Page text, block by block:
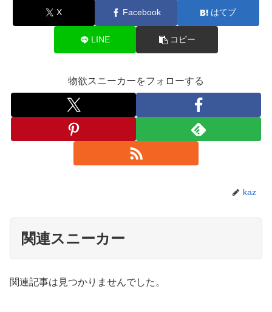
X Facebook はてブ
LINE コピー
物欲スニーカーをフォローする
kaz
関連スニーカー
関連記事は見つかりませんでした。